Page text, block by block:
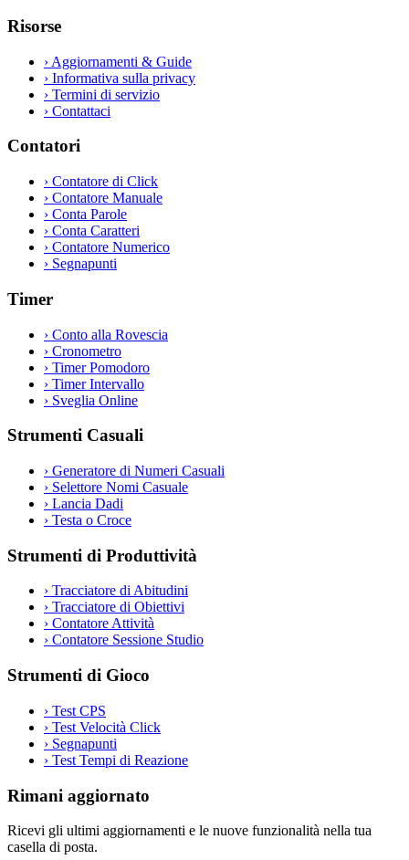
Risorse
› Aggiornamenti & Guide
› Informativa sulla privacy
› Termini di servizio
› Contattaci
Contatori
› Contatore di Click
› Contatore Manuale
› Conta Parole
› Conta Caratteri
› Contatore Numerico
› Segnapunti
Timer
› Conto alla Rovescia
› Cronometro
› Timer Pomodoro
› Timer Intervallo
› Sveglia Online
Strumenti Casuali
› Generatore di Numeri Casuali
› Selettore Nomi Casuale
› Lancia Dadi
› Testa o Croce
Strumenti di Produttività
› Tracciatore di Abitudini
› Tracciatore di Obiettivi
› Contatore Attività
› Contatore Sessione Studio
Strumenti di Gioco
› Test CPS
› Test Velocità Click
› Segnapunti
› Test Tempi di Reazione
Rimani aggiornato
Ricevi gli ultimi aggiornamenti e le nuove funzionalità nella tua
casella di posta.